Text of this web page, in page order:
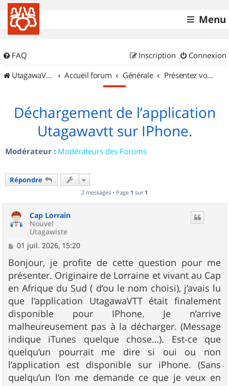
Menu
FAQ Connexion
Inscription
UtagawaVTT (Randos VTT et VTTAE avec traces GPS)
Accueil forum Générale Présentez vous !
Déchargement de l’application
Utagawavtt sur IPhone.
Modérateur : Modérateurs des Forums
Répondre
2 messages • Page 1 sur 1
Cap Lorrain
Nouvel
Utagawiste
M
s
s
a
g
e
01 juil. 2026, 15:20
Bonjour, je profite de cette question pour me
présenter. Originaire de Lorraine et vivant au Cap
en Afrique du Sud ( d’ou le nom choisi), j’avais lu
que l’application UtagawaVTT était finalement
disponible pour IPhone. Je n’arrive
malheureusement pas à la décharger. (Message
indique iTunes quelque chose…). Est-ce que
quelqu’un pourrait me dire si oui ou non
l’application est disponible sur iPhone. (Sans
quelqu’un l’on me demande ce que je veux en